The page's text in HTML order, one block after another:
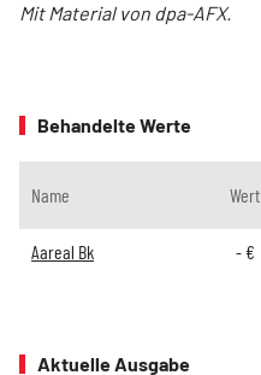
Mit Material von dpa-AFX.
Behandelte Werte
Name Wert
Aareal Bk -€
Aktuelle Ausgabe